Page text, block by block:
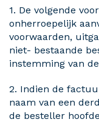
1. De volgende
onherroepelijk
voorwaarden,
niet- bestaande
instemming van
2. Indien de
naam van een
de besteller